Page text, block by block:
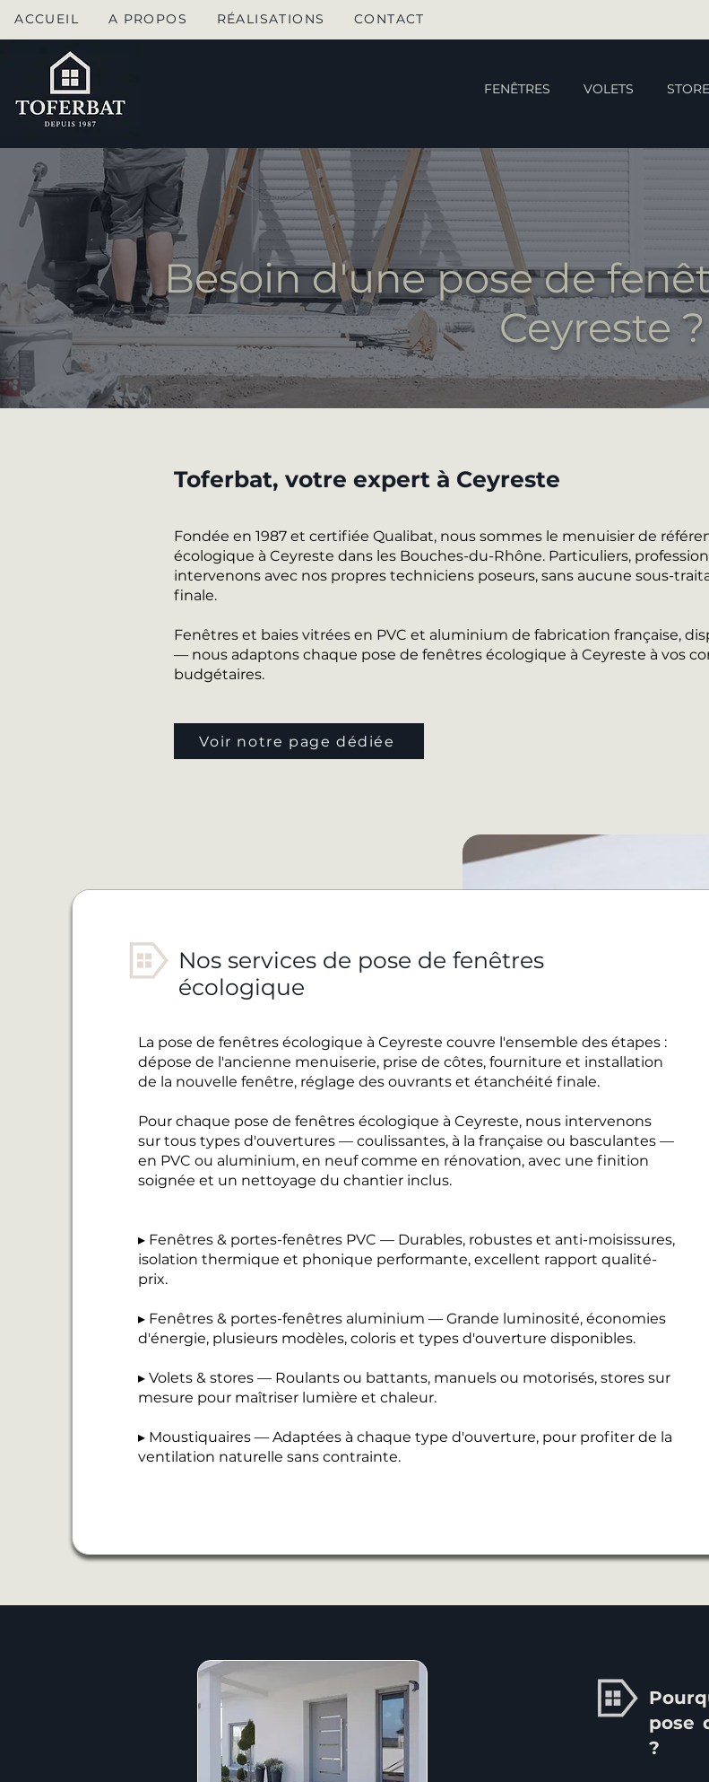
ACCUEIL A PROPOS RÉALISATIONS CONTACT
FENÊTRES VOLETS
Besoin d'une pose de
Ceyreste ?
Toferbat, votre expert à Ceyreste
Fondée en 1987 et certifiée Qualibat, nous sommes le menuisier de
écologique à Ceyreste dans les Bouches-du-Rhône. Particuliers,
intervenons avec nos propres techniciens poseurs, sans aucune sous-
finale.
Fenêtres et baies vitrées en PVC et aluminium de fabrication française,
— nous adaptons chaque pose de fenêtres écologique à Ceyreste à vos
budgétaires.
Voir notre page dédiée
Nos services de pose de fenêtres
écologique
La pose de fenêtres écologique à Ceyreste couvre l'ensemble des étapes :
dépose de l'ancienne menuiserie, prise de côtes, fourniture et installation
de la nouvelle fenêtre, réglage des ouvrants et étanchéité finale.
Pour chaque pose de fenêtres écologique à Ceyreste, nous intervenons
sur tous types d'ouvertures — coulissantes, à la française ou basculantes —
en PVC ou aluminium, en neuf comme en rénovation, avec une finition
soignée et un nettoyage du chantier inclus.
▸ Fenêtres & portes-fenêtres PVC — Durables, robustes et anti-moisissures,
isolation thermique et phonique performante, excellent rapport qualité-
prix.
▸ Fenêtres & portes-fenêtres aluminium — Grande luminosité, économies
d'énergie, plusieurs modèles, coloris et types d'ouverture disponibles.
▸ Volets & stores — Roulants ou battants, manuels ou motorisés, stores sur
mesure pour maîtriser lumière et chaleur.
▸ Moustiquaires — Adaptées à chaque type d'ouverture, pour profiter de la
ventilation naturelle sans contrainte.
pose
?